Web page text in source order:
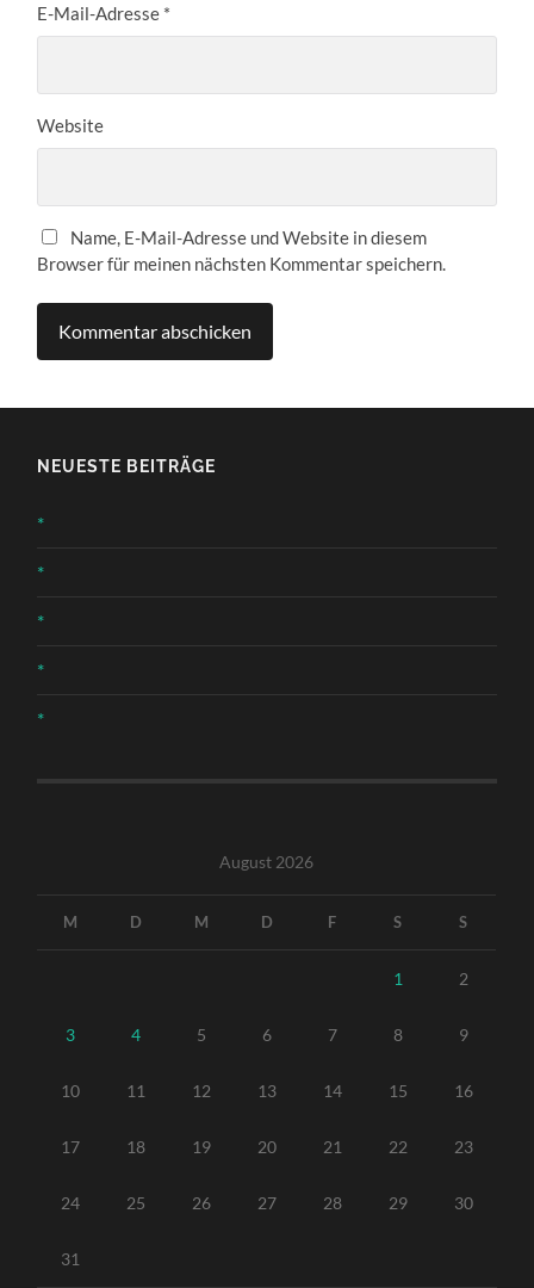
E-Mail-Adresse *
Website
Name, E-Mail-Adresse und Website in diesem
Browser für meinen nächsten Kommentar speichern.
NEUESTE BEITRÄGE
*
*
*
*
*
August 2026
M D M D F S S
1 2
3 4 5 6 7 8 9
10 11 12 13 14 15 16
17 18 19 20 21 22 23
24 25 26 27 28 29 30
31